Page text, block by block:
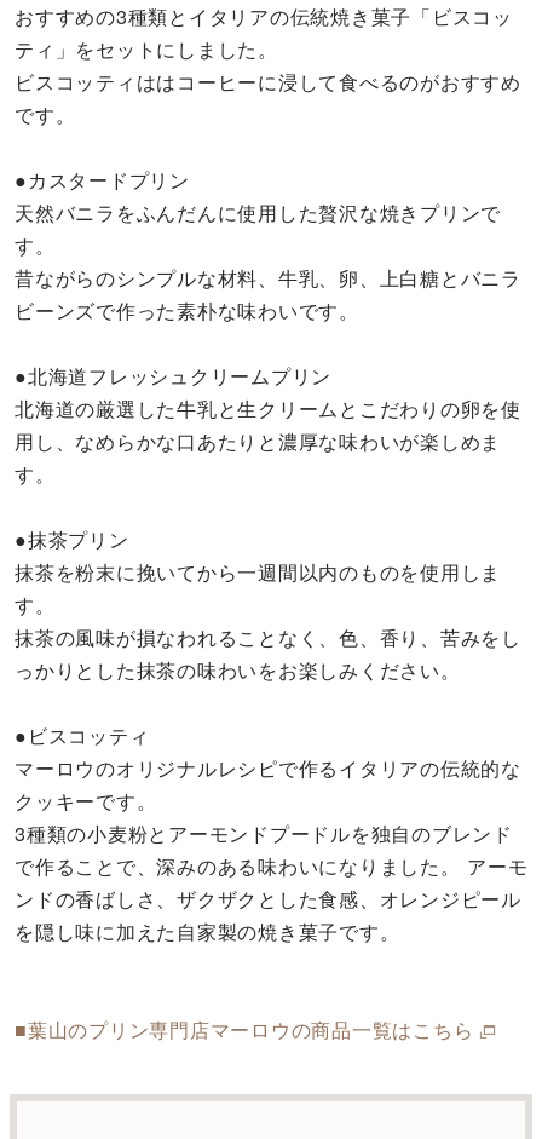
おすすめの3種類とイタリアの伝統焼き菓子「ビスコッ
ティ」をセットにしました。
ビスコッティははコーヒーに浸して食べるのがおすすめ
です。
●カスタードプリン
天然バニラをふんだんに使用した贅沢な焼きプリンで
す。
昔ながらのシンプルな材料、牛乳、卵、上白糖とバニラ
ビーンズで作った素朴な味わいです。
●北海道フレッシュクリームプリン
北海道の厳選した牛乳と生クリームとこだわりの卵を使
用し、なめらかな口あたりと濃厚な味わいが楽しめま
す。
●抹茶プリン
抹茶を粉末に挽いてから一週間以内のものを使用しま
す。
抹茶の風味が損なわれることなく、色、香り、苦みをし
っかりとした抹茶の味わいをお楽しみください。
●ビスコッティ
マーロウのオリジナルレシピで作るイタリアの伝統的な
クッキーです。
3種類の小麦粉とアーモンドプードルを独自のブレンド
で作ることで、深みのある味わいになりました。 アーモ
ンドの香ばしさ、ザクザクとした食感、オレンジピール
を隠し味に加えた自家製の焼き菓子です。
■葉山のプリン専門店マーロウの商品一覧はこちら